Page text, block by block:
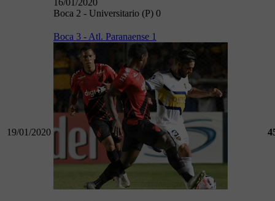
16/01/2020
Boca 2 - Universitario (P) 0
19/01/2020
Boca 3 - Atl. Paranaense 1